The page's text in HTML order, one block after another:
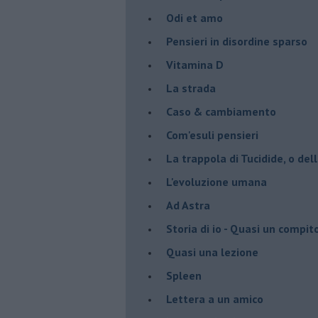
Odi et amo
Pensieri in disordine sparso
Vitamina D
La strada
Caso & cambiamento
Com'esuli pensieri
La trappola di Tucidide, o
L'evoluzione umana
Ad Astra
Storia di io - Quasi un
Quasi una lezione
Spleen
Lettera a un amico